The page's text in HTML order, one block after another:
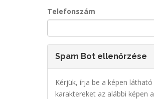
Telefonszám
Spam Bot ellenőrzése
Kérjük, írja be a képen látható
karaktereket az alábbi képen a